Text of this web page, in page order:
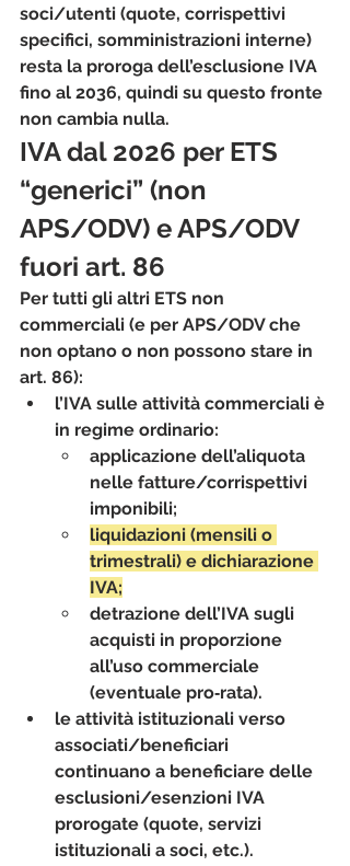
soci/utenti (quote, corrispettivi
specifici, somministrazioni interne)
resta la proroga dell’esclusione IVA
fino al 2036, quindi su questo fronte
non cambia nulla.
IVA dal 2026 per ETS
“generici” (non
APS/ODV) e APS/ODV
fuori art. 86
Per tutti gli altri ETS non
commerciali (e per APS/ODV che
non optano o non possono stare in
art. 86):
l’IVA sulle attività commerciali è
in regime ordinario:
applicazione dell’aliquota
nelle fatture/corrispettivi
imponibili;
liquidazioni (mensili o
trimestrali) e dichiarazione
IVA;
detrazione dell’IVA sugli
acquisti in proporzione
all’uso commerciale
(eventuale pro‑rata).
le attività istituzionali verso
associati/beneficiari
continuano a beneficiare delle
esclusioni/esenzioni IVA
prorogate (quote, servizi
istituzionali a soci, etc.).